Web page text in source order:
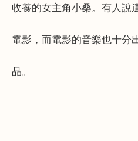
收養的女主角小桑。有人說
電影，而電影的音樂也十分
品。